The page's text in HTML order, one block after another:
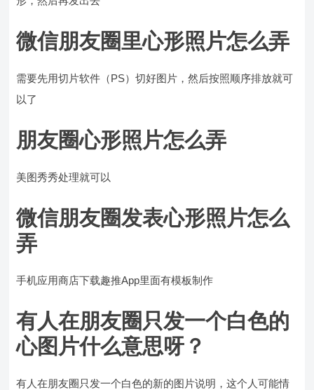
微信朋友圈里心形照片怎么弄
需要先用切片软件（PS）切好图片，然后按照顺序排放就可
以了
朋友圈心形照片怎么弄
美图秀秀处理就可以
微信朋友圈发表心形照片怎么
弄
手机应用商店下载趣推App里面有模板制作
有人在朋友圈只发一个白色的
心图片什么意思呀？
有人在朋友圈只发一个白色的新的图片说明，这个人可能情